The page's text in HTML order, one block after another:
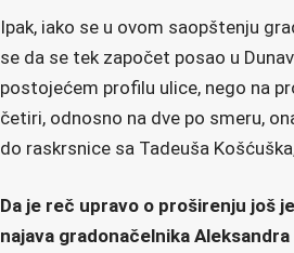
Ipak, iako se u ovom saopštenju
se da se tek započet posao u
postojećem profilu ulice, nego na
četiri, odnosno na dve po smeru,
do raskrsnice sa Tadeuša
Da je reč upravo o proširenju još
najava gradonačelnika